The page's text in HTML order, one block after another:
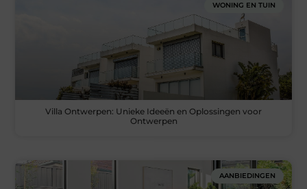
WONING EN TUIN
Villa Ontwerpen: Unieke Ideeën en Oplossingen voor
Ontwerpen
AANBIEDINGEN